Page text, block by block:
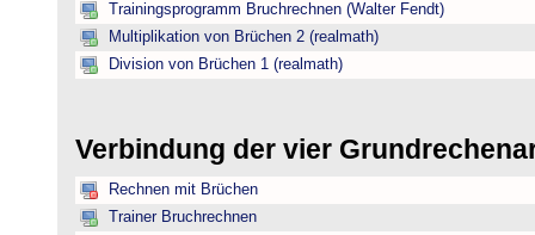
Trainingsprogramm Bruchrechnen (Walter Fendt)
Multiplikation von Brüchen 2 (realmath)
Division von Brüchen 1 (realmath)
Verbindung der vier
Rechnen mit Brüchen
Trainer Bruchrechnen